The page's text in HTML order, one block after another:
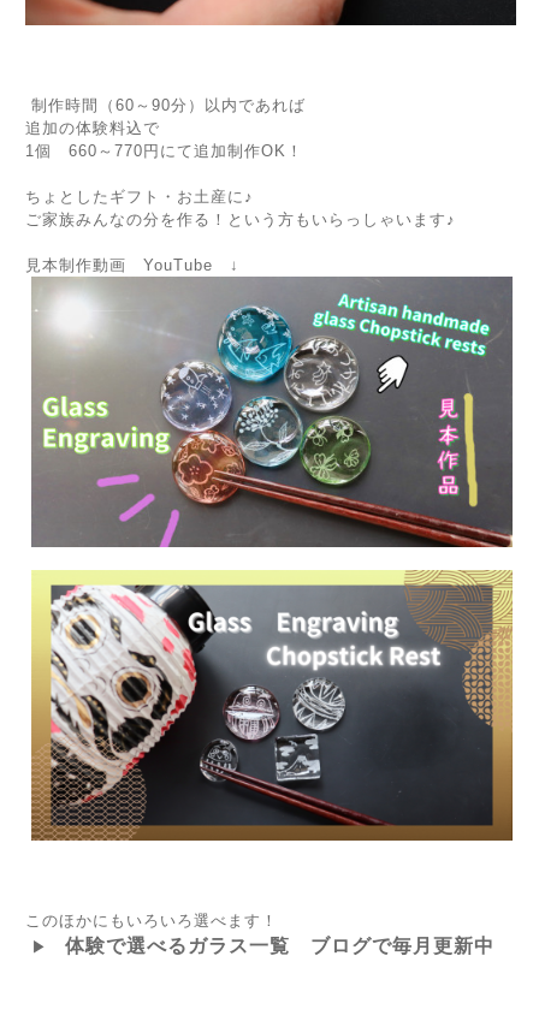
制作時間（60～90分）以内であれば
追加の体験料込で
1個 660～770円にて追加制作OK！
ちょとしたギフト・お土産に♪
ご家族みんなの分を作る！という方もいらっしゃいます♪
見本制作動画 YouTube ↓
このほかにもいろいろ選べます！
▶ 体験で選べるガラス一覧 ブログで毎月更新中